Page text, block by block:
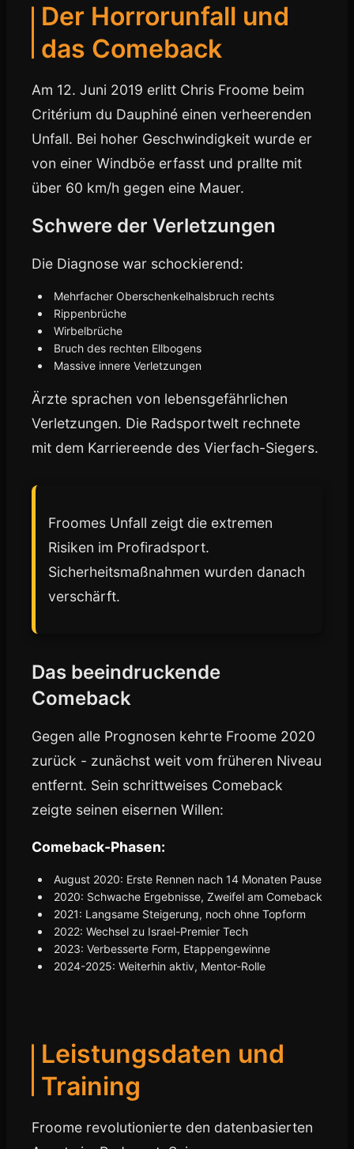
Der Horrorunfall und
das Comeback
Am 12. Juni 2019 erlitt Chris Froome beim
Critérium du Dauphiné einen verheerenden
Unfall. Bei hoher Geschwindigkeit wurde er
von einer Windböe erfasst und prallte mit
über 60 km/h gegen eine Mauer.
Schwere der Verletzungen
Die Diagnose war schockierend:
Mehrfacher Oberschenkelhalsbruch rechts
Rippenbrüche
Wirbelbrüche
Bruch des rechten Ellbogens
Massive innere Verletzungen
Ärzte sprachen von lebensgefährlichen
Verletzungen. Die Radsportwelt rechnete
mit dem Karriereende des Vierfach-Siegers.
Froomes Unfall zeigt die extremen
Risiken im Profiradsport.
Sicherheitsmaßnahmen wurden danach
verschärft.
Das beeindruckende
Comeback
Gegen alle Prognosen kehrte Froome 2020
zurück - zunächst weit vom früheren Niveau
entfernt. Sein schrittweises Comeback
zeigte seinen eisernen Willen:
Comeback-Phasen:
August 2020: Erste Rennen nach 14 Monaten Pause
2020: Schwache Ergebnisse, Zweifel am Comeback
2021: Langsame Steigerung, noch ohne Topform
2022: Wechsel zu Israel-Premier Tech
2023: Verbesserte Form, Etappengewinne
2024-2025: Weiterhin aktiv, Mentor-Rolle
Leistungsdaten und
Training
Froome revolutionierte den datenbasierten